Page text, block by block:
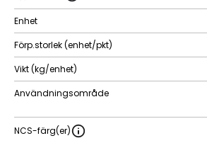
Enhet
Förp.storlek (enhet/pkt)
Vikt (kg/enhet)
Användningsområde
NCS-färg(er)